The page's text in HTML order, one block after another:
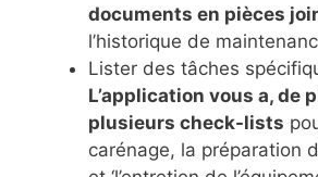
documents en pièces
l’historique de
Lister des tâches
L’application vous a, de
plusieurs check-lists
carénage, la préparation